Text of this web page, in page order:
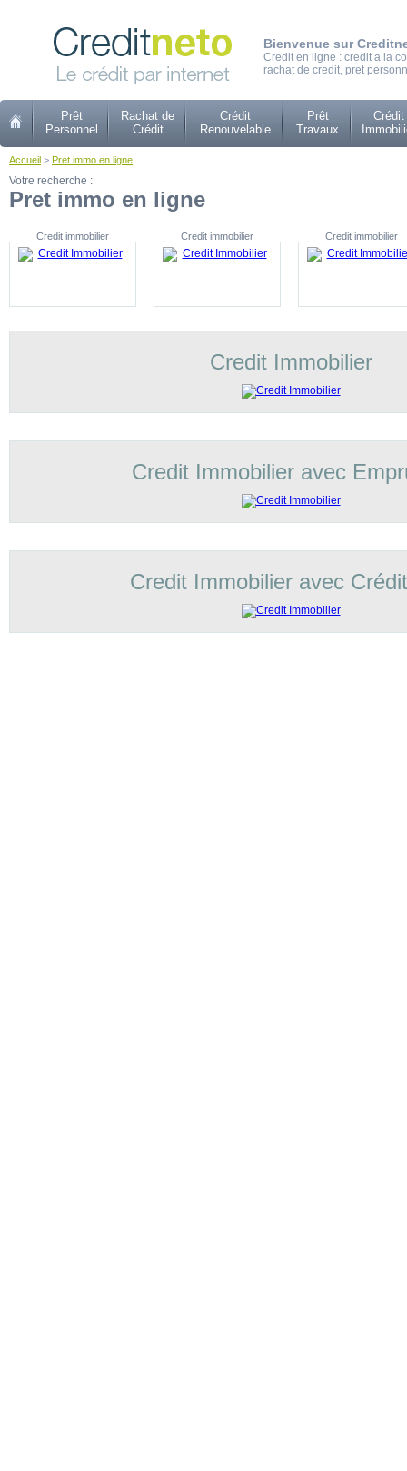
Bienvenue sur
Credit en ligne : credit a la
rachat de credit, pret
Prêt
Personnel
Rachat de
Crédit
Crédit
Renouvelable
Prêt
Travaux
Crédit
Accueil > Pret immo en ligne
Votre recherche :
Pret immo en ligne
Credit immobilier Credit immobilier Credit immobilier
Credit Immobilier
Credit Immobilier avec
Credit Immobilier avec